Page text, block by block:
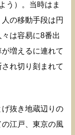
う）。当時はま
の移動手段は円
は容易に8番出
増えるに連れて
れ切り刻まれて
抜き地蔵辺りの
江戸、東京の風